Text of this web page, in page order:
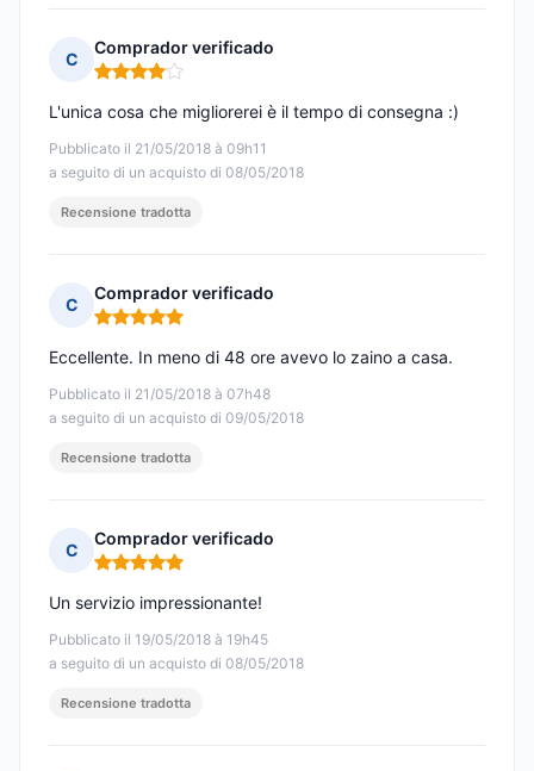
C
Comprador verificado
Nota: 4 su 5
Pubblicato il 21/05/2018 à 09h11
a seguito di un acquisto di 08/05/2018
L'unica cosa che migliorerei è il tempo di consegna :)
Recensione tradotta
C
Comprador verificado
Nota: 5 su 5
Pubblicato il 21/05/2018 à 07h48
a seguito di un acquisto di 09/05/2018
Eccellente. In meno di 48 ore avevo lo zaino a casa.
Recensione tradotta
C
Comprador verificado
Nota: 5 su 5
Pubblicato il 19/05/2018 à 19h45
a seguito di un acquisto di 08/05/2018
Un servizio impressionante!
Recensione tradotta